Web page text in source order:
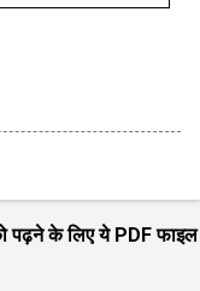
पढ़ने के लिए ये PDF फाइल